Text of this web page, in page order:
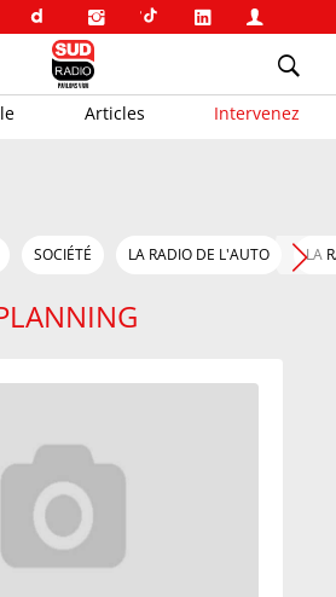
Articles Intervenez
SOCIÉTÉ LA RADIO DE L'AUTO LA